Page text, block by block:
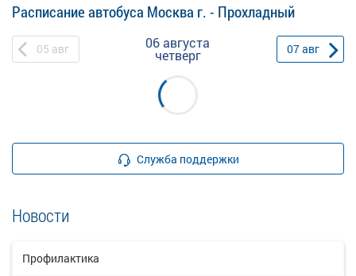
Расписание автобуса Москва г. - Прохладный
05 авг 06 августа
четверг 07авг
Служба поддержки
Новости
Профилактика